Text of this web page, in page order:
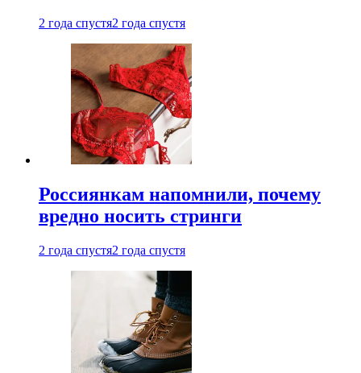
2 года спустя2 года спустя
Россиянкам напомнили, почему
вредно носить стринги
2 года спустя2 года спустя